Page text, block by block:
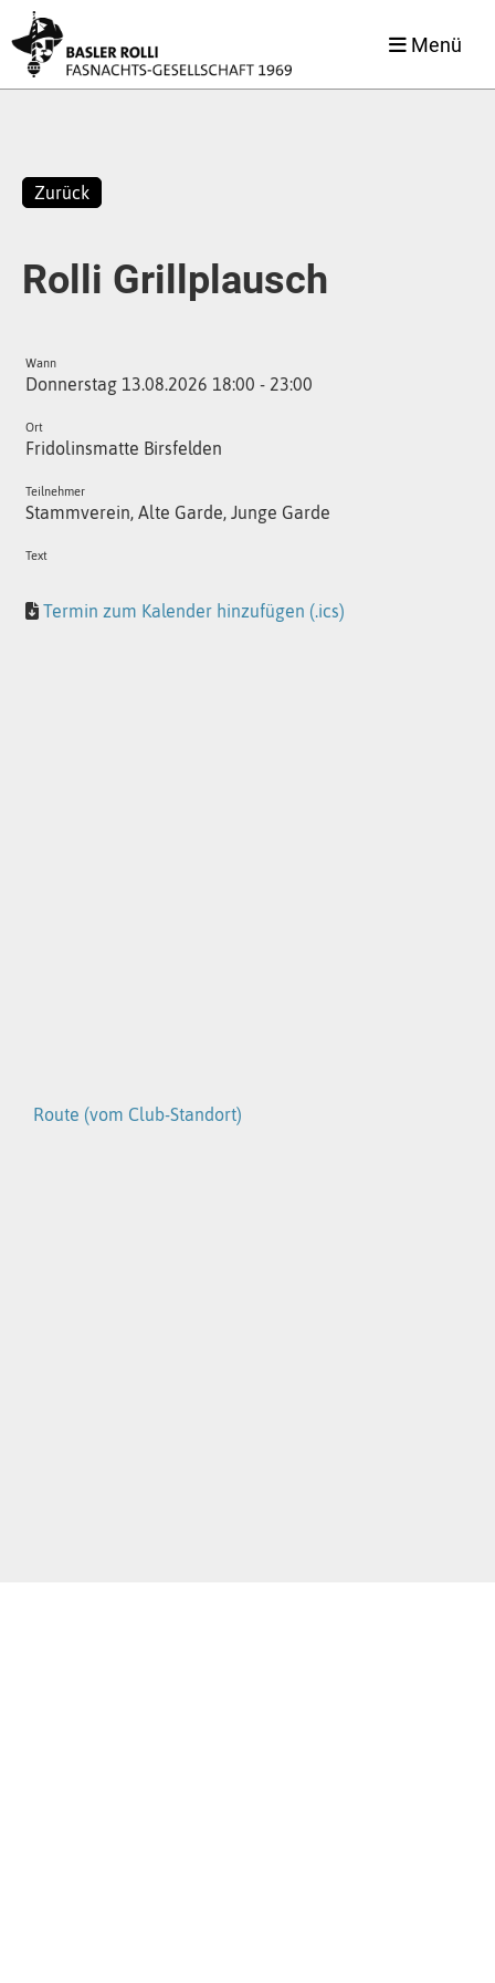
Menü
Zurück
Rolli Grillplausch
Wann
Donnerstag 13.08.2026 18:00 - 23:00
Ort
Fridolinsmatte Birsfelden
Teilnehmer
Stammverein, Alte Garde, Junge Garde
Text
Termin zum Kalender hinzufügen (.ics)
Route (vom Club-Standort)